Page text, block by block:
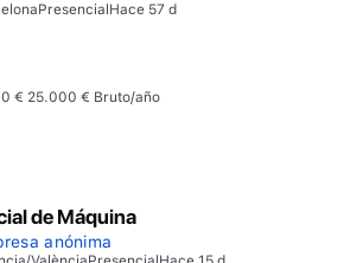
PresencialHace 57 d
€ 25.000 € Bruto/año
de Máquina
anónima